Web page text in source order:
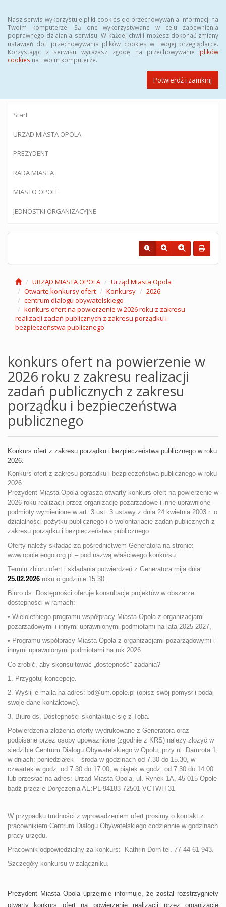
Nasz serwis wykorzystuje pliki cookies do przechowywania informacji na
Twoim komputerze. Są one wykorzystywane w celu zapewnienia
poprawnego działania serwisu. W każdej chwili możesz dokonać zmiany
ustawień dot. przechowywania plików cookies w Twojej przeglądarce.
Korzystając z serwisu wyrażasz zgodę na przechowywanie plików
cookies na Twoim komputerze.
Potwierdź i zamknij
BIULETYN INFORMACJI PUBLICZNEJ
Urzędu Miasta Opola
Start
URZĄD MIASTA OPOLA
PREZYDENT
RADA MIASTA
MIASTO OPOLE
JEDNOSTKI ORGANIZACYJNE
URZĄD MIASTA OPOLA
Urząd Miasta Opola
Otwarte konkursy ofert
Konkursy
2026
centrum dialogu obywatelskiego
konkurs ofert na powierzenie w 2026 roku z zakresu
realizacji zadań publicznych z zakresu porządku i
bezpieczeństwa publicznego
konkurs ofert na powierzenie w
2026 roku z zakresu realizacji
zadań publicznych z zakresu
porządku i bezpieczeństwa
publicznego
Konkurs ofert z zakresu porządku i bezpieczeństwa publicznego w roku
2026.
Konkurs ofert z zakresu porządku i bezpieczeństwa publicznego w roku
2026.
Prezydent Miasta Opola ogłasza otwarty konkurs ofert na powierzenie w
2026 roku realizacji przez organizacje pozarządowe i inne uprawnione
podmioty wymienione w art. 3 ust. 3 ustawy z dnia 24 kwietnia 2003 r. o
działalności pożytku publicznego i o wolontariacie zadań publicznych z
zakresu porządku i bezpieczeństwa publicznego.
Oferty należy składać za pośrednictwem Generatora na stronie:
www.opole.engo.org.pl – pod nazwą właściwego konkursu.
Termin zbioru ofert i składania potwierdzeń z Generatora mija dnia
25.02.2026 roku o godzinie 15.30.
Biuro ds. Dostępności oferuje konsultacje projektów w obszarze
dostępności w ramach:
• Wieloletniego programu współpracy Miasta Opola z organizacjami
pozarządowymi i innymi uprawnionymi podmiotami na lata 2025-2027,
• Programu współpracy Miasta Opola z organizacjami pozarządowymi i
innymi uprawnionymi podmiotami na rok 2026.
Co zrobić, aby skonsultować „dostępność" zadania?
1. Przygotuj koncepcję.
2. Wyślij e-maila na adres: bd@um.opole.pl (opisz swój pomysł i podaj
swoje dane kontaktowe).
3. Biuro ds. Dostępności skontaktuje się z Tobą.
Potwierdzenia złożenia oferty wydrukowane z Generatora oraz
podpisane przez osoby upoważnione (zgodnie z KRS) należy złożyć w
siedzibie Centrum Dialogu Obywatelskiego w Opolu, przy ul. Damrota 1,
w dniach: poniedziałek – środa w godzinach od 7.30 do 15.30, w
czwartek w godz. od 7.30 do 17.00, w piątek w godz. od 7.30 do 14.00
lub przesłać na adres: Urząd Miasta Opola, ul. Rynek 1A, 45-015 Opole
bądź przez e-Doręczenia AE:PL-94183-72501-VCTWH-31
W przypadku trudności z wprowadzeniem ofert prosimy o kontakt z
pracownikiem Centrum Dialogu Obywatelskiego codziennie w godzinach
pracy urzędu.
Pracownik odpowiedzialny za konkurs: Kathrin Dorn tel. 77 44 61 943.
Szczegóły konkursu w załączniku.
Prezydent Miasta Opola uprzejmie informuje, że został rozstrzygnięty
otwarty konkurs ofert na powierzenie realizacji przez organizacje